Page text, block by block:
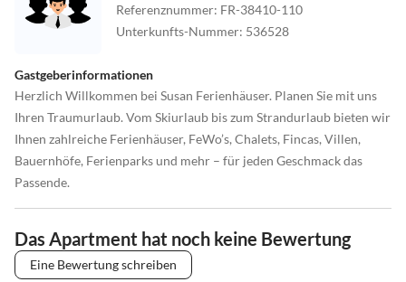
Referenznummer: FR-38410-110
Unterkunfts-Nummer: 536528
Gastgeberinformationen
Herzlich Willkommen bei Susan Ferienhäuser. Planen Sie mit uns
Ihren Traumurlaub. Vom Skiurlaub bis zum Strandurlaub bieten wir
Ihnen zahlreiche Ferienhäuser, FeWo’s, Chalets, Fincas, Villen,
Bauernhöfe, Ferienparks und mehr – für jeden Geschmack das
Passende.
Das Apartment hat noch keine Bewertung
Eine Bewertung schreiben